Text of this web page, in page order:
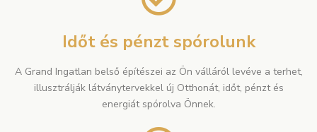
Időt és pénzt spórolunk
A Grand Ingatlan belső építészei az Ön válláról levéve a terhet,
illusztrálják látványtervekkel új Otthonát, időt, pénzt és
energiát spórolva Önnek.